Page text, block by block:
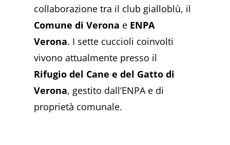
collaborazione tra il club gialloblù, il
Comune di Verona e ENPA
Verona. I sette cuccioli coinvolti
vivono attualmente presso il
Rifugio del Cane e del Gatto di
Verona, gestito dall’ENPA e di
proprietà comunale.